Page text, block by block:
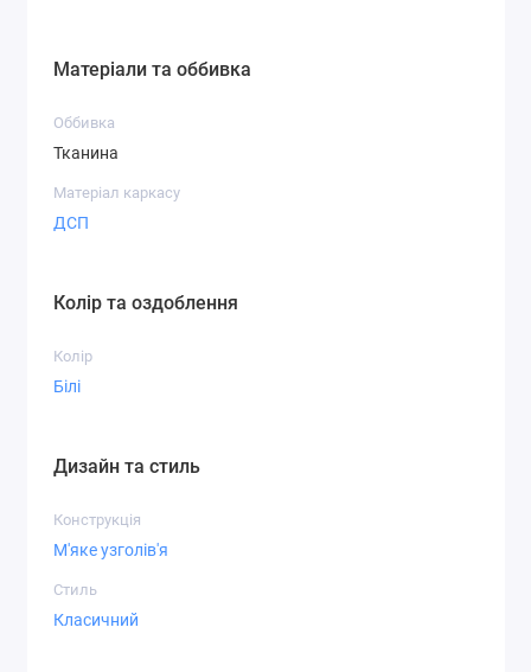
Матеріали та оббивка
Оббивка
Тканина
Матеріал каркасу
ДСП
Колір та оздоблення
Колір
Білі
Дизайн та стиль
Конструкція
М'яке узголів'я
Стиль
Класичний